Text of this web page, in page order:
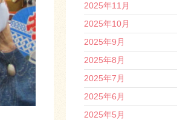
2025年11月
2025年10月
2025年9月
2025年8月
2025年7月
2025年6月
2025年5月